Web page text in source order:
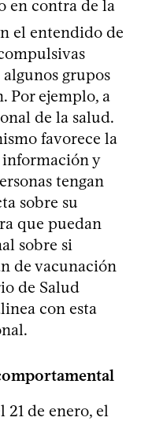
en contra de la
el entendido de
grupos
Por ejemplo, a
de la salud.
favorece la
información y
tengan
sobre su
que puedan
sobre si
de vacunación
de Salud
con esta
21 de enero, el